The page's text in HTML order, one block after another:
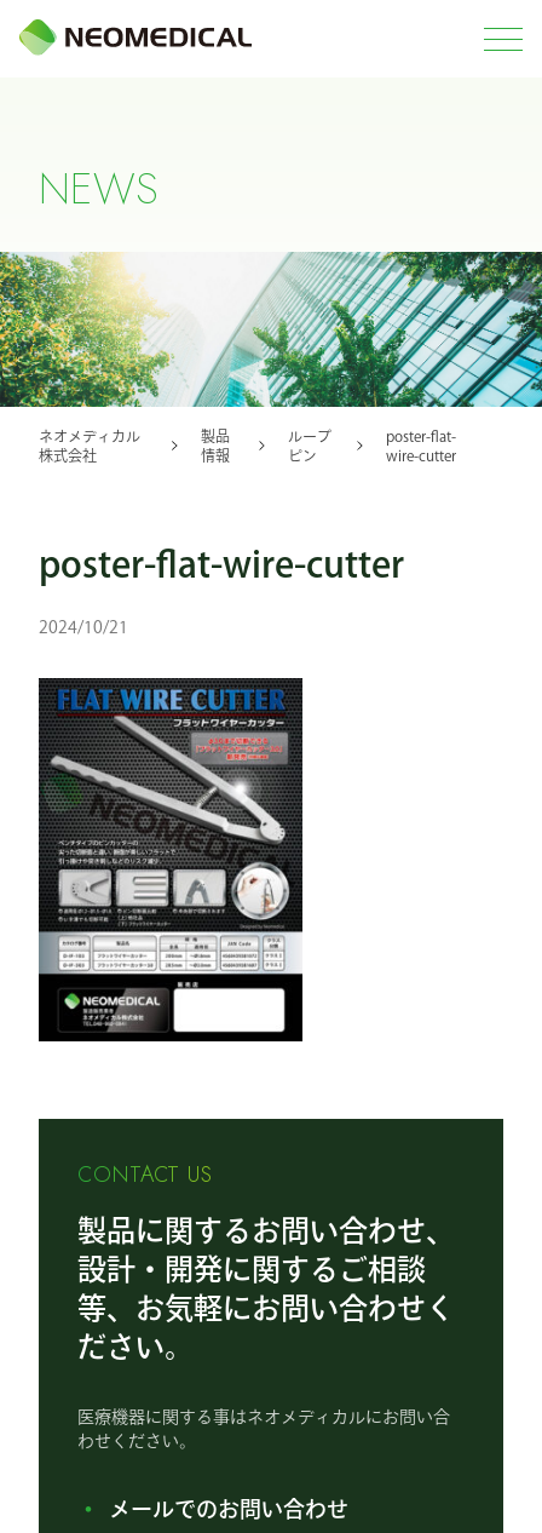
NEWS
ネオメディカル
株式会社
製品
情報
ループ
ピン
poster-flat-
wire-cutter
poster-flat-wire-cutter
2024/10/21
CONTACT US
製品に関するお問い合わせ、
設計・開発に関するご相談
等、お気軽にお問い合わせく
ださい。
医療機器に関する事はネオメディカルにお問い合
わせください。
メールでのお問い合わせ